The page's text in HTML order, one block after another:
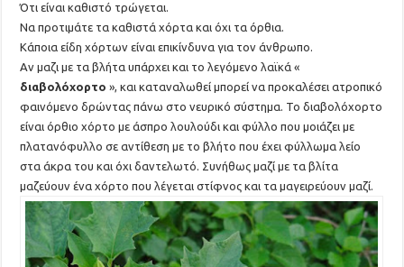
Ότι είναι καθιστό τρώγεται.
Να προτιμάτε τα καθιστά χόρτα και όχι τα όρθια.
Κάποια είδη χόρτων είναι επικίνδυνα για τον άνθρωπο.
Αν μαζι με τα βλήτα υπάρχει και το λεγόμενο λαϊκά «
διαβολόχορτο », και καταναλωθεί μπορεί να προκαλέσει ατροπικό
φαινόμενο δρώντας πάνω στο νευρικό σύστημα. Το διαβολόχορτο
είναι όρθιο χόρτο με άσπρο λουλούδι και φύλλο που μοιάζει με
πλατανόφυλλο σε αντίθεση με το βλήτο που έχει φύλλωμα λείο
στα άκρα του και όχι δαντελωτό. Συνήθως μαζί με τα βλίτα
μαζεύουν ένα χόρτο που λέγεται στίφνος και τα μαγειρεύουν μαζί.